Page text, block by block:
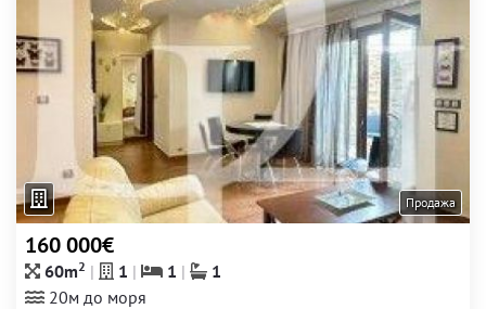
Продажа
160 000€
60m2 1 1
1
20м до моря